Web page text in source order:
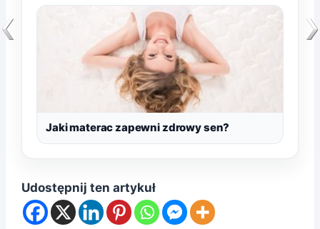
Jaki materac zapewni zdrowy sen?
Udostępnij ten artykuł